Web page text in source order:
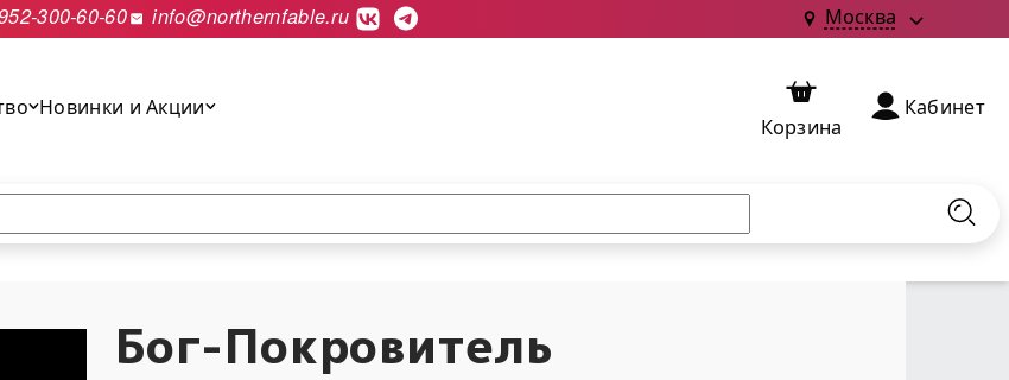
300-60-60 info@northernfable.ru Москва
Новинки и Акции
Корзина
Кабинет
Бог-Покровитель